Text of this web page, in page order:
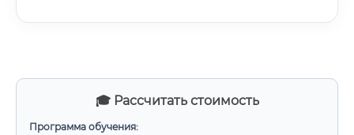
🎓 Рассчитать стоимость
Программа обучения: